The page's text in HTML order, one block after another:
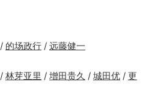
/ 的场政行 / 远藤健一
/ 林芽亚里 / 增田贵久 / 城田优 / 更